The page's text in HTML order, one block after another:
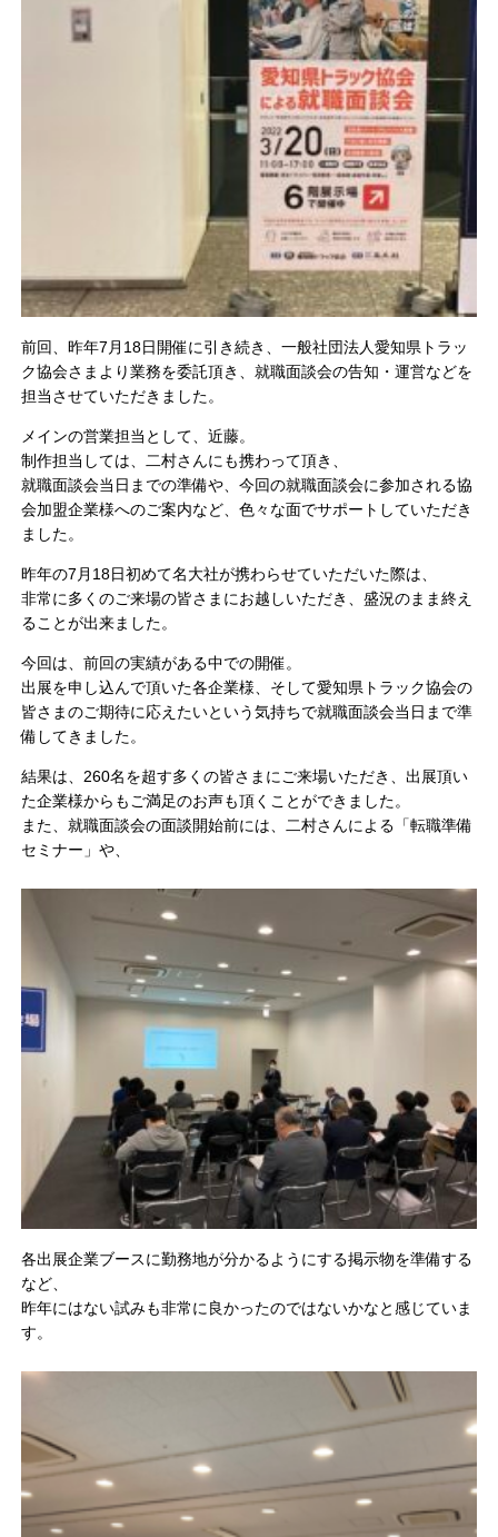
前回、昨年7月18日開催に引き続き、一般社団法人愛知県トラッ
ク協会さまより業務を委託頂き、就職面談会の告知・運営などを
担当させていただきました。
メインの営業担当として、近藤。
制作担当しては、二村さんにも携わって頂き、
就職面談会当日までの準備や、今回の就職面談会に参加される協
会加盟企業様へのご案内など、色々な面でサポートしていただき
ました。
昨年の7月18日初めて名大社が携わらせていただいた際は、
非常に多くのご来場の皆さまにお越しいただき、盛況のまま終え
ることが出来ました。
今回は、前回の実績がある中での開催。
出展を申し込んで頂いた各企業様、そして愛知県トラック協会の
皆さまのご期待に応えたいという気持ちで就職面談会当日まで準
備してきました。
結果は、260名を超す多くの皆さまにご来場いただき、出展頂い
た企業様からもご満足のお声も頂くことができました。
また、就職面談会の面談開始前には、二村さんによる「転職準備
セミナー」や、
各出展企業ブースに勤務地が分かるようにする掲示物を準備する
など、
昨年にはない試みも非常に良かったのではないかなと感じていま
す。